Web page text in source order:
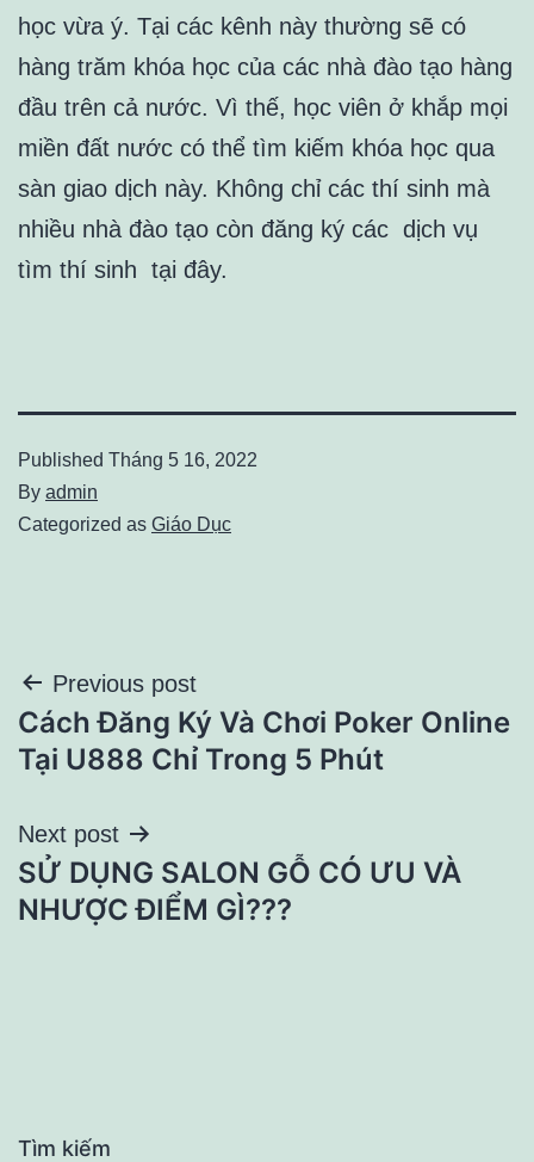
học vừa ý. Tại các kênh này thường sẽ có
hàng trăm khóa học của các nhà đào tạo hàng
đầu trên cả nước. Vì thế, học viên ở khắp mọi
miền đất nước có thể tìm kiếm khóa học qua
sàn giao dịch này. Không chỉ các thí sinh mà
nhiều nhà đào tạo còn đăng ký các dịch vụ
tìm thí sinh tại đây.
Published Tháng 5 16, 2022
By admin
Categorized as Giáo Dục
Điều
hướng
viết
Previous post
Cách Đăng Ký Và Chơi Poker Online
Tại U888 Chỉ Trong 5 Phút
Next post
SỬ DỤNG SALON GỖ CÓ ƯU VÀ
NHƯỢC ĐIỂM GÌ???
Tìm kiếm